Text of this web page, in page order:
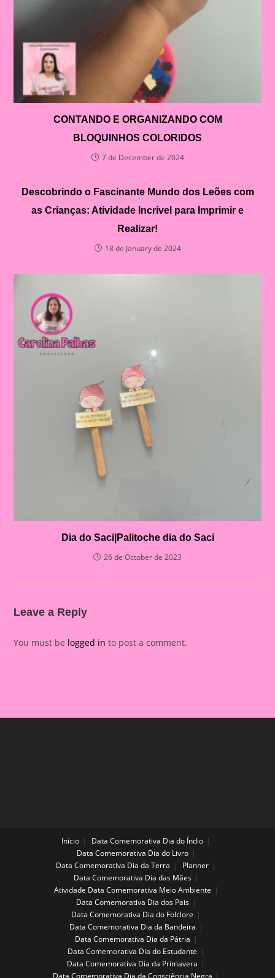
CONTANDO E ORGANIZANDO COM
BLOQUINHOS COLORIDOS
7 de December de 2024
Descobrindo o Fascinante Mundo dos Leões com
as Crianças: Atividade Incrível para Imprimir e
Realizar!
18 de January de 2024
Dia do Saci|Palitoche dia do Saci
26 de October de 2023
Leave a Reply
You must be logged in to post a comment.
Início
Data Comemorativa Dia do Índio
Data Comemorativa Dia do Livro
Data Comemorativa Dia da Terra
Planner
Data Comemorativa Dia das Mães
Atividade Data Comemorativa Meio Ambiente
Data Comemorativa Dia dos Pais
Data Comemorativa Dia do Folclore
Data Comemorativa Dia da Bandeira
Data Comemorativa Dia da Pátria
Data Comemorativa Dia do Estudante
Data Comemorativa Dia da Primavera
Data Comemorativa Dia da Consciência Negra